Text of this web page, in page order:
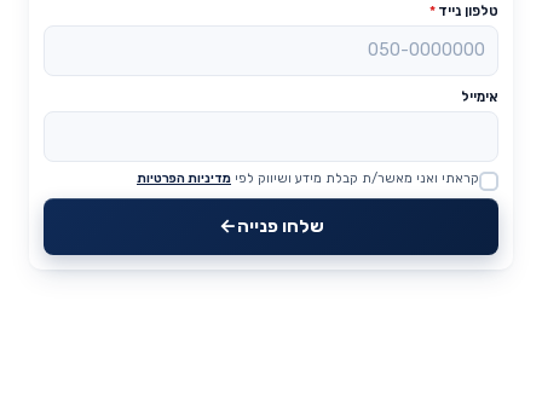
טלפון נייד *
אימייל
Website
קראתי ואני מאשר/ת קבלת מידע ושיווק לפי מדיניות הפרטיות
שלחו פנייה